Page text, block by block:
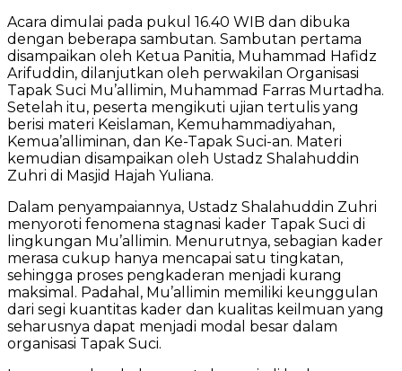
Acara dimulai pada pukul 16.40 WIB dan dibuka
dengan beberapa sambutan. Sambutan pertama
disampaikan oleh Ketua Panitia, Muhammad Hafidz
Arifuddin, dilanjutkan oleh perwakilan Organisasi
Tapak Suci Mu’allimin, Muhammad Farras Murtadha.
Setelah itu, peserta mengikuti ujian tertulis yang
berisi materi Keislaman, Kemuhammadiyahan,
Kemua’alliminan, dan Ke-Tapak Suci-an. Materi
kemudian disampaikan oleh Ustadz Shalahuddin
Zuhri di Masjid Hajah Yuliana.
Dalam penyampaiannya, Ustadz Shalahuddin Zuhri
menyoroti fenomena stagnasi kader Tapak Suci di
lingkungan Mu’allimin. Menurutnya, sebagian kader
merasa cukup hanya mencapai satu tingkatan,
sehingga proses pengkaderan menjadi kurang
maksimal. Padahal, Mu’allimin memiliki keunggulan
dari segi kuantitas kader dan kualitas keilmuan yang
seharusnya dapat menjadi modal besar dalam
organisasi Tapak Suci.